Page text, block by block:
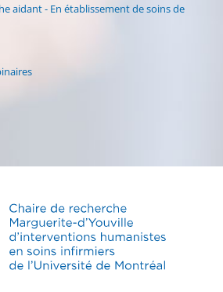
aidant - En établissement de soins de